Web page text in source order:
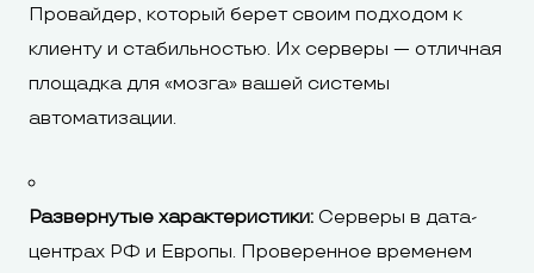
Провайдер, который берет своим подходом к
клиенту и стабильностью. Их серверы — отличная
площадка для «мозга» вашей системы
автоматизации.
Развернутые характеристики: Серверы в дата-
центрах РФ и Европы. Проверенное временем